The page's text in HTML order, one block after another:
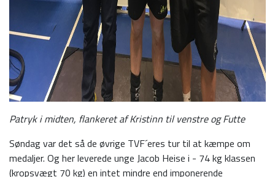
Patryk i midten, flankeret af Kristinn til venstre og Futte
Søndag var det så de øvrige TVF´eres tur til at kæmpe om
medaljer. Og her leverede unge Jacob Heise i - 74 kg klassen
(kropsvægt 70 kg) en intet mindre end imponerende